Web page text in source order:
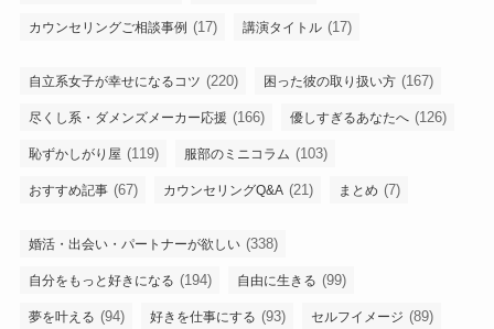
カウンセリングご相談事例 (17) 講演タイトル (17)
自立系女子が幸せになるコツ (220) 困った彼の取り扱い方 (167)
尽くし系・ダメンズメーカー応援 (166) 優しすぎるあなたへ (126)
恥ずかしがり屋 (119) 服部のミニコラム (103)
おすすめ記事 (67) カウンセリングQ&A (21) まとめ (7)
婚活・出会い・パートナーが欲しい (338)
自分をもっと好きになる (194) 自由に生きる (99)
夢を叶える (94) 好きを仕事にする (93) セルフイメージ (89)